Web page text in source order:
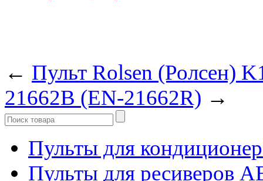
← Пульт Rolsen (Ролсен)
21662B (EN-21662R) →
Пульты для
Пульты для ресиверов